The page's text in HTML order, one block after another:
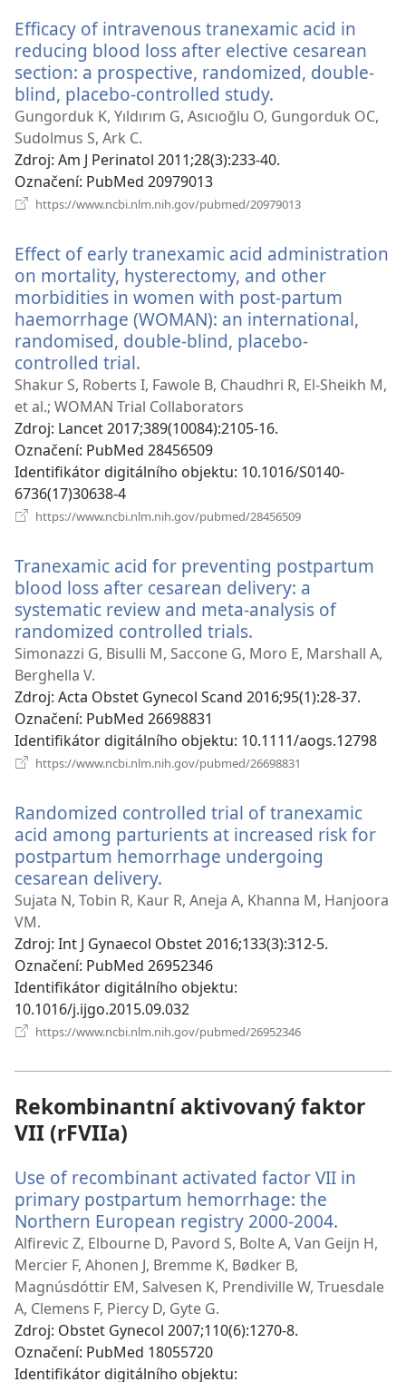
Efficacy of intravenous tranexamic acid in
reducing blood loss after elective cesarean
section: a prospective, randomized, double-
blind, placebo-controlled study.
nové
Gungorduk K, Yıldırım G, Asıcıoğlu O, Gungorduk OC,
Sudolmus S, Ark C.
Zdroj‎: Am J Perinatol 2011;28(3):233-40.
Označení‎: PubMed 20979013
https://www.ncbi.nlm.nih.gov/pubmed/20979013
Effect of early tranexamic acid administration
on mortality, hysterectomy, and other
morbidities in women with post-partum
haemorrhage (WOMAN): an international,
randomised, double-blind, placebo-
controlled trial.
nové
okno)
Shakur S, Roberts I, Fawole B, Chaudhri R, El-Sheikh M,
et al.; WOMAN Trial Collaborators
Zdroj‎: Lancet 2017;389(10084):2105-16.
Označení‎: PubMed 28456509
Identifikátor digitálního objektu‎: 10.1016/S0140-
6736(17)30638-4
https://www.ncbi.nlm.nih.gov/pubmed/28456509
Tranexamic acid for preventing postpartum
blood loss after cesarean delivery: a
systematic review and meta-analysis of
randomized controlled trials.
nové
Simonazzi G, Bisulli M, Saccone G, Moro E, Marshall A,
Berghella V.
Zdroj‎: Acta Obstet Gynecol Scand 2016;95(1):28-37.
Označení‎: PubMed 26698831
Identifikátor digitálního objektu‎: 10.1111/aogs.12798
https://www.ncbi.nlm.nih.gov/pubmed/26698831
Randomized controlled trial of tranexamic
acid among parturients at increased risk for
postpartum hemorrhage undergoing
cesarean delivery.
nové
Sujata N, Tobin R, Kaur R, Aneja A, Khanna M, Hanjoora
VM.
Zdroj‎: Int J Gynaecol Obstet 2016;133(3):312-5.
Označení‎: PubMed 26952346
Identifikátor digitálního objektu‎:
10.1016/j.ijgo.2015.09.032
https://www.ncbi.nlm.nih.gov/pubmed/26952346
Rekombinantní aktivovaný faktor
VII (rFVIIa)
Use of recombinant activated factor VII in
primary postpartum hemorrhage: the
Northern European registry 2000-2004.
nové
Alfirevic Z, Elbourne D, Pavord S, Bolte A, Van Geijn H,
Mercier F, Ahonen J, Bremme K, Bødker B,
Magnúsdóttir EM, Salvesen K, Prendiville W, Truesdale
A, Clemens F, Piercy D, Gyte G.
Zdroj‎: Obstet Gynecol 2007;110(6):1270-8.
Označení‎: PubMed 18055720
Identifikátor digitálního objektu‎: